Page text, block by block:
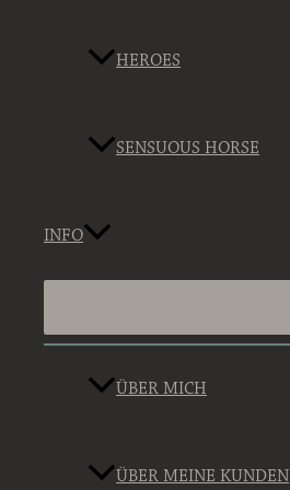
HEROES
SENSUOUS HORSE
INFO
ÜBER MICH
ÜBER MEINE KUNDEN